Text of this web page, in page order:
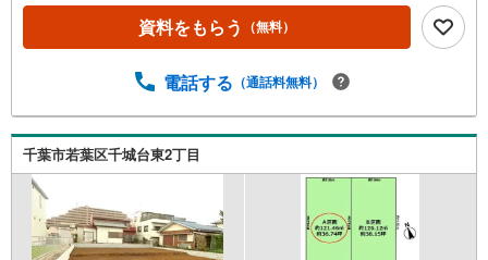
資料をもらう （無料）
電話する （通話料無料）
千葉市若葉区千城台東2丁目